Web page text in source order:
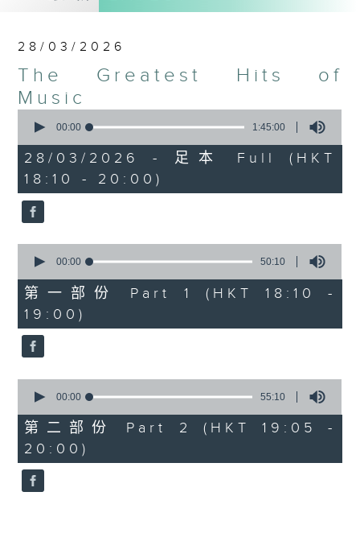
through to Dua Lipa, Doja Cat and
many of today’s hits from around
the world, including both the UK
Top 40 and the US Billboard 100 –
and there’s plenty of music news,
the movie minute, and the mystery
TV theme tune too.
28/03/2026
The Greatest Hits of
Music
seconds
1
hour,
45
minutes,
0
seconds
00:00 1:45:00
28/03/2026 - 足本 Full (HKT
18:10 - 20:00)
seconds
50
minutes,
10
seconds
00:00 50:10
第一部份 Part 1 (HKT 18:10 -
19:00)
seconds
55
minutes,
10
seconds
00:00 55:10
第二部份 Part 2 (HKT 19:05 -
20:00)